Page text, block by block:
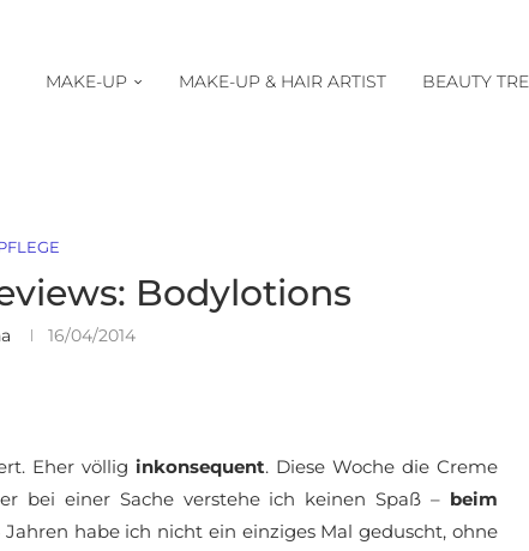
MAKE-UP MAKE-UP & HAIR ARTIST BEAUTY
Bodylotions
16/04/2014
Eher völlig inkonsequent. Diese Woche die Creme
bei einer Sache verstehe ich keinen Spaß – beim
habe ich nicht ein einziges Mal geduscht, ohne